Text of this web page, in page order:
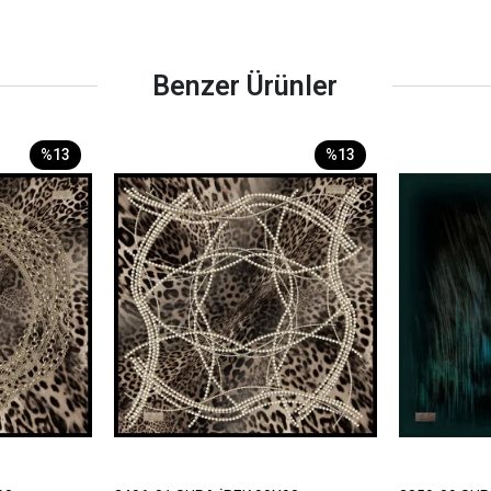
Benzer Ürünler
%13 %13